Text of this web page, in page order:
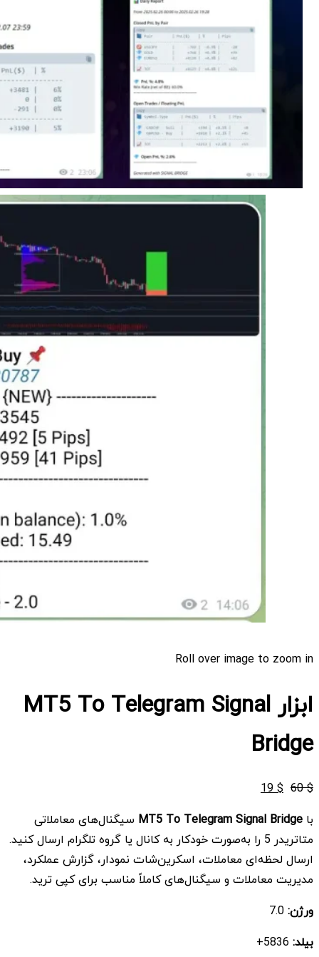
Roll over image to zoom in
ابزار MT5 To Telegram Signal
Bridge
$
60
قیمت
$ 60
بود.
$
19
قیمت
$ 19
است.
با MT5 To Telegram Signal Bridge سیگنال‌های معاملاتی
متاتریدر 5 را به‌صورت خودکار به کانال یا گروه تلگرام ارسال کنید.
ارسال لحظه‌ای معاملات، اسکرین‌شات نمودار، گزارش عملکرد،
مدیریت معاملات و سیگنال‌های کاملاً مناسب برای کپی ترید.
ورژن:
بیلد: